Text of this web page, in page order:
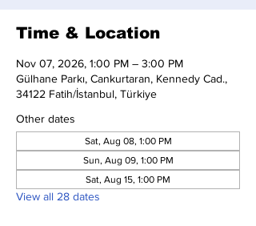
Time & Location
Nov 07, 2026, 1:00 PM – 3:00 PM
Gülhane Parkı, Cankurtaran, Kennedy Cad.,
34122 Fatih/İstanbul, Türkiye
Other dates
Sat, Aug 08, 1:00 PM
Sun, Aug 09, 1:00 PM
Sat, Aug 15, 1:00 PM
View all 28 dates